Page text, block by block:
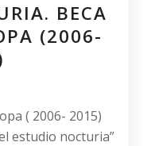
BECA
(2006-
( 2006- 2015)
estudio nocturia”